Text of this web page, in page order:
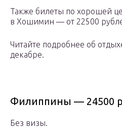
Также билеты по хорошей
в Хошимин — от 22500
Читайте подробнее об
декабре.
Филиппины — 24500
Без визы.